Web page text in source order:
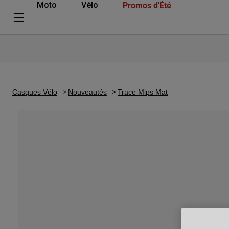
Moto Vélo Promos d'Été
Casques Vélo Nouveautés Trace Mips Mat